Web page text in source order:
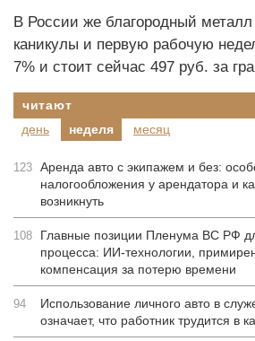
В России же благородный металл
каникулы и первую рабочую
7% и стоит сейчас 497 руб. за
читают
день
неделя месяц
123 Аренда авто с экипажем и без:
налогообложения у арендатора и
возникнуть
108
Главные позиции Пленума ВС РФ
процесса: ИИ-технологии,
компенсация за потерю времени
94
Использование личного авто в
означает, что работник трудится в